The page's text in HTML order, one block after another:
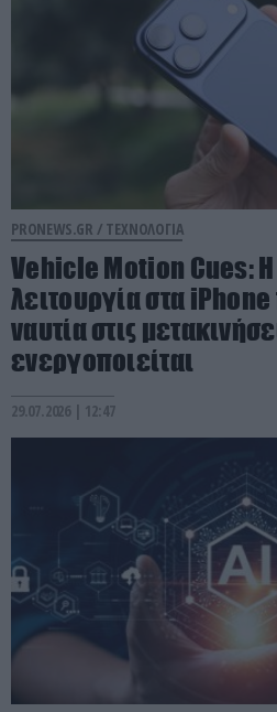
PRONEWS.GR / ΤΕΧΝΟΛΟΓΙΑ
Vehicle Motion Cues:
λειτουργία στα
ναυτία στις
ενεργοποιείται
29.07.2026 | 12:47